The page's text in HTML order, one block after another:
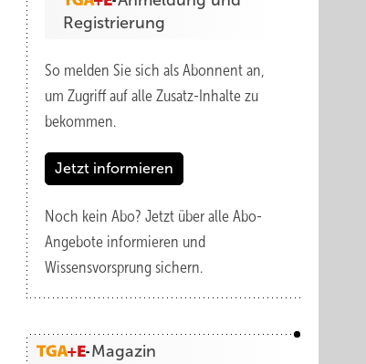
Registrierung
So melden Sie sich als Abonnent an,
um Zugriff auf alle Zusatz-Inhalte zu
bekommen.
Jetzt informieren
Noch kein Abo? Jetzt über alle Abo-
Angebote informieren und
Wissensvorsprung sichern.
Magazin